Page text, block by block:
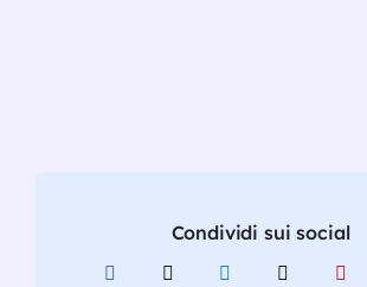
Condividi sui social